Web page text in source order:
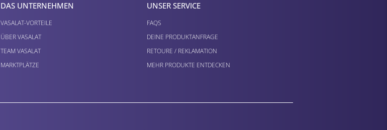
DAS UNTERNEHMEN
VASALAT-VORTEILE
ÜBER VASALAT
TEAM VASALAT
MARKTPLÄTZE
UNSER SERVICE
FAQS
DEINE PRODUKTANFRAGE
RETOURE / REKLAMATION
MEHR PRODUKTE ENTDECKEN